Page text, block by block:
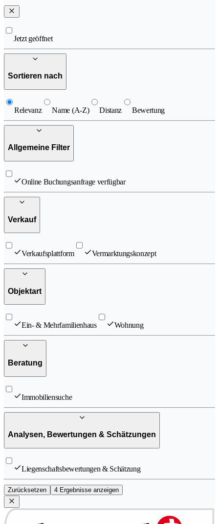
Jetzt geöffnet
Sortieren nach
Relevanz Name (A-Z) Distanz Bewertung
Allgemeine Filter
Online Buchungsanfrage verfügbar
Verkauf
Verkaufsplattform Vermarktungskonzept
Objektart
Ein- & Mehrfamilienhaus Wohnung
Beratung
Immobiliensuche
Analysen, Bewertungen & Schätzungen
Liegenschaftsbewertungen & Schätzung
Zurücksetzen 4 Ergebnisse anzeigen